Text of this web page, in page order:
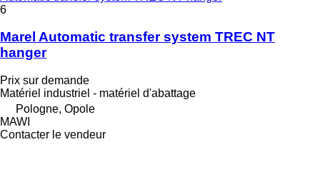
6
Marel Automatic transfer system TREC NT
hanger
Prix sur demande
Matériel industriel - matériel d'abattage
Pologne, Opole
MAWI
Contacter le vendeur